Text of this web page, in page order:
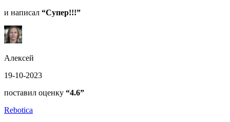
и написал “Супер!!!”
Алексей
19-10-2023
поставил оценку “4.6”
Rebotica